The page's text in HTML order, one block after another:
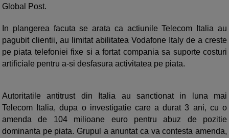
Global Post.
In plangerea facuta se arata ca actiunile Telecom Italia au
pagubit clientii, au limitat abilitatea Vodafone Italy de a creste
pe piata telefoniei fixe si a fortat compania sa suporte costuri
artificiale pentru a-si desfasura activitatea pe piata.
Autoritatile antitrust din Italia au sanctionat in luna mai
Telecom Italia, dupa o investigatie care a durat 3 ani, cu o
amenda de 104 milioane euro pentru abuz de pozitie
dominanta pe piata. Grupul a anuntat ca va contesta amenda,